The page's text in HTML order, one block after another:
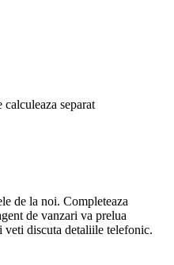
separat
de la noi. Completeaza
de vanzari va prelua
veti discuta detaliile telefonic.